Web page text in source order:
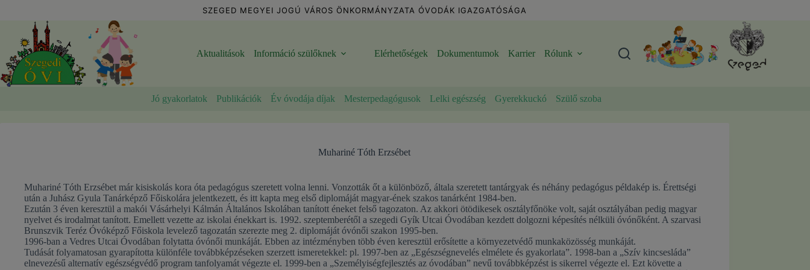
SZEGED MEGYEI JOGÚ VÁROS ÖNKORMÁNYZATA ÓVODÁK IGAZGATÓSÁGA
Aktualitások Információ szülőknek Elérhetőségek Dokumentumok Karrier Rólunk
Jó gyakorlatok Publikációk Év óvodája díjak Mesterpedagógusok Lelki egészség Gyerekkuckó Szülő szoba
Muhariné Tóth Erzsébet
Muhariné Tóth Erzsébet már kisiskolás kora óta pedagógus szeretett volna lenni. Vonzották őt a különböző, általa szeretett tantárgyak és néhány pedagógus példakép is. Érettségi
után a Juhász Gyula Tanárképző Főiskolára jelentkezett, és itt kapta meg első diplomáját magyar-ének szakos tanárként 1984-ben.
Ezután 3 éven keresztül a makói Vásárhelyi Kálmán Általános Iskolában tanított éneket felső tagozaton. Az akkori ötödikesek osztályfőnöke volt, saját osztályában pedig magyar
nyelvet és irodalmat tanított. Emellett vezette az iskolai énekkart is. 1992. szeptemberétől a szegedi Gyík Utcai Óvodában kezdett dolgozni képesítés nélküli óvónőként. A szarvasi
Brunszvik Teréz Óvóképző Főiskola levelező tagozatán szerezte meg 2. diplomáját óvónői szakon 1995-ben.
1996-ban a Vedres Utcai Óvodában folytatta óvónői munkáját. Ebben az intézményben több éven keresztül erősítette a környezetvédő munkaközösség munkáját.
Tudását folyamatosan gyarapította különféle továbbképzéseken szerzett ismeretekkel: pl. 1997-ben az „Egészségnevelés elmélete és gyakorlata”. 1998-ban a „Szív kincsesláda”
elnevezésű alternatív egészségvédő program tanfolyamát végezte el. 1999-ben a „Személyiségfejlesztés az óvodában” nevű továbbképzést is sikerrel végezte el. Ezt követte a